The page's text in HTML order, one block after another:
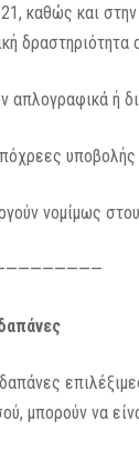
καθώς και
δραστηριότητα
απλογραφικά ή
νομίμως
μπορούν να